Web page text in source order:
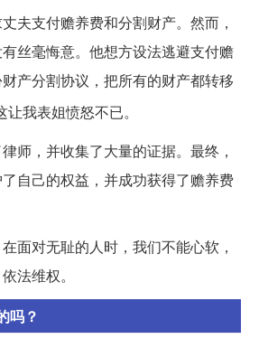
夫支付赡养费和分割财产。然而，
丝毫悔意。他想方设法逃避支付赡
产分割协议，把所有的财产都转移
让我表姐愤怒不已。
师，并收集了大量的证据。最终，
自己的权益，并成功获得了赡养费
面对无耻的人时，我们不能心软，
法维权。
吗？